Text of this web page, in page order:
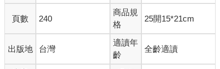
頁數 240
商品規
格
25開15*21cm
出版地 台灣
適讀年
齡
全齡適讀